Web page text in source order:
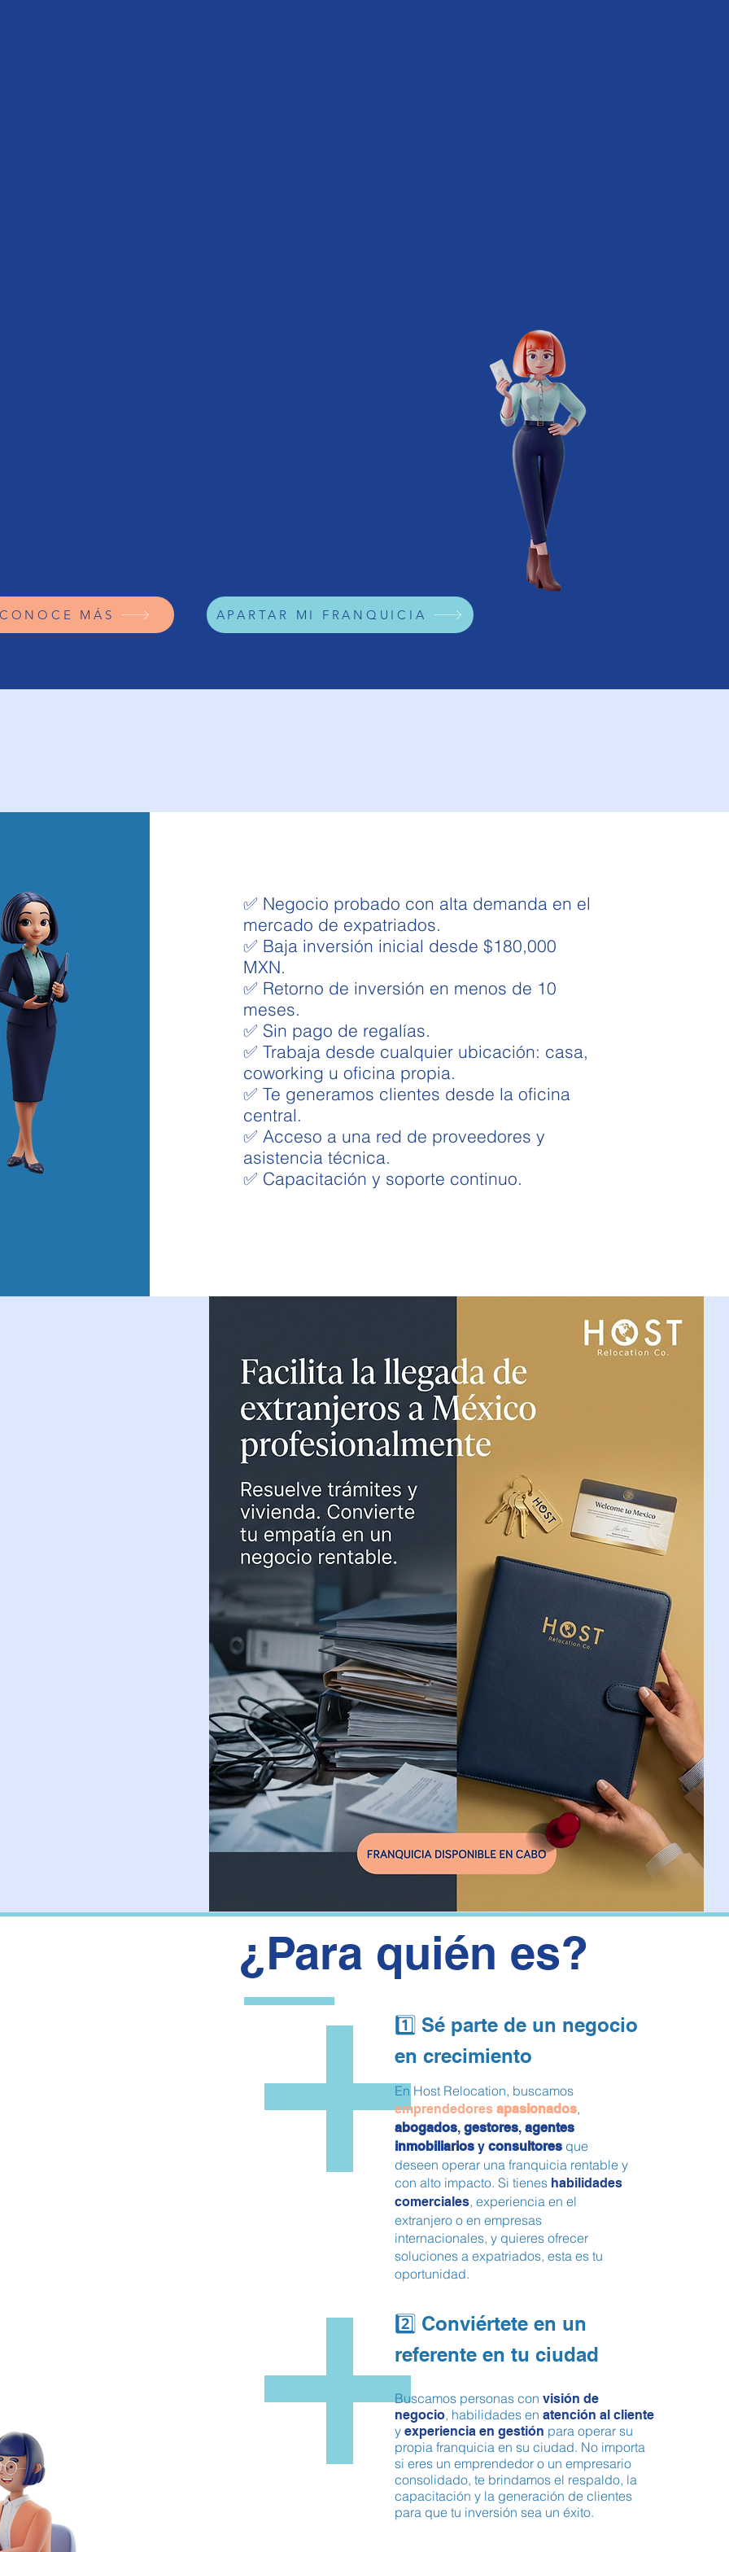
CONOCE MÁS APARTAR MI FRANQUICIA
✅ Negocio probado con alta demanda en el
mercado de expatriados.
✅ Baja inversión inicial desde $180,000
MXN.
✅ Retorno de inversión en menos de 10
meses.
✅ Sin pago de regalías.
✅ Trabaja desde cualquier ubicación: casa,
coworking u oficina propia.
✅ Te generamos clientes desde la oficina
central.
✅ Acceso a una red de proveedores y
asistencia técnica.
✅ Capacitación y soporte continuo.
1️⃣ Sé parte de un negocio
en crecimiento
¿Para quién es?
En Host Relocation, buscamos
emprendedores apasionados,
abogados, gestores, agentes
inmobiliarios y consultores que
deseen operar una franquicia rentable y
con alto impacto. Si tienes habilidades
comerciales, experiencia en el
extranjero o en empresas
internacionales, y quieres ofrecer
soluciones a expatriados, esta es tu
oportunidad.
2️⃣ Conviértete en un
referente en tu ciudad
Buscamos personas con visión de
negocio, habilidades en atención al cliente
y experiencia en gestión para operar su
propia franquicia en su ciudad. No importa
si eres un emprendedor o un empresario
consolidado, te brindamos el respaldo, la
capacitación y la generación de clientes
para que tu inversión sea un éxito.